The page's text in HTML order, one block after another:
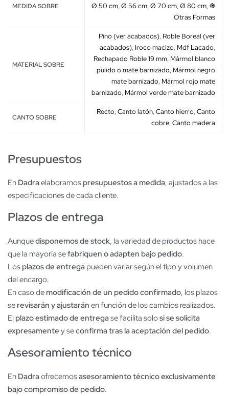
MEDIDA SOBRE
Ø 50 cm,Ø 56 cm,Ø 70 cm,Ø 80 cm,֍
Otras Formas
MATERIAL SOBRE
Pino (ver acabados), Roble Boreal (ver
acabados), Iroco macizo, Mdf Lacado,
Rechapado Roble 19 mm, Mármol blanco
pulido o mate barnizado, Mármol negro
mate barnizado, Mármol rojo mate
barnizado, Mármol verde mate barnizado
CANTO SOBRE
Recto,Canto latón,Canto hierro,Canto
cobre,Canto madera
Presupuestos
En Dadraelaboramos presupuestos a medida, ajustados a las
especificaciones de cada cliente.
Plazos de entrega
Aunquedisponemos de stock, la variedad de productos hace
que la mayoría sefabriquen o adapten bajo pedido.
Los plazos de entrega pueden variar según el tipo y volumen
del encargo.
En caso de modificación de un pedido confirmado, los plazos
se revisarán y ajustarán en función de los cambios realizados.
El plazo estimado de entregase facilita solosi se solicita
expresamente y seconfirma tras la aceptación del pedido.
Asesoramiento técnico
En Dadraofrecemosasesoramiento técnico exclusivamente
bajo compromiso de pedido.